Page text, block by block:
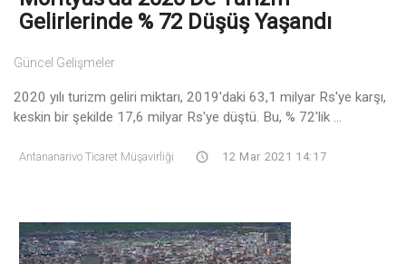
Gelirlerinde % 72 Düşüş Yaşandı
Güncel Gelişmeler
2020 yılı turizm geliri miktarı, 2019'daki 63,1 milyar Rs'ye karşı,
keskin bir şekilde 17,6 milyar Rs'ye düştü. Bu, % 72'lik ...
Antananarivo Ticaret Müşavirliği 12 Mar 2021 14:17